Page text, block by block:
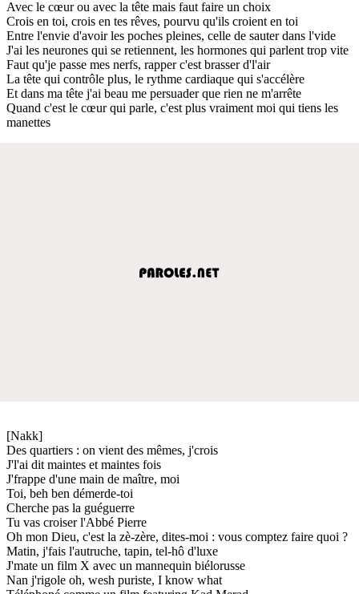
Avec le cœur ou avec la tête mais faut faire un choix
Crois en toi, crois en tes rêves, pourvu qu'ils croient en toi
Entre l'envie d'avoir les poches pleines, celle de sauter dans l'vide
J'ai les neurones qui se retiennent, les hormones qui parlent trop vite
Faut qu'je passe mes nerfs, rapper c'est brasser d'l'air
La tête qui contrôle plus, le rythme cardiaque qui s'accélère
Et dans ma tête j'ai beau me persuader que rien ne m'arrête
Quand c'est le cœur qui parle, c'est plus vraiment moi qui tiens les
manettes
[Nakk]
Des quartiers : on vient des mêmes, j'crois
J'l'ai dit maintes et maintes fois
J'frappe d'une main de maître, moi
Toi, beh ben démerde-toi
Cherche pas la guéguerre
Tu vas croiser l'Abbé Pierre
Oh mon Dieu, c'est la zè-zère, dites-moi : vous comptez faire quoi ?
Matin, j'fais l'autruche, tapin, tel-hô d'luxe
J'mate un film X avec un mannequin biélorusse
Nan j'rigole oh, wesh puriste, I know what